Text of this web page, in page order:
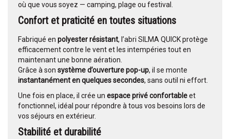
où que vous soyez — camping, plage ou festival.
Confort et praticité en toutes situations
Fabriqué en polyester résistant, l’abri SILMA QUICK protège
efficacement contre le vent et les intempéries tout en
maintenant une bonne aération.
Grâce à son système d’ouverture pop-up, il se monte
instantanément en quelques secondes, sans outil ni effort.
Une fois en place, il crée un espace privé confortableet
fonctionnel, idéal pour répondre à tous vos besoins lors de
vos séjours en extérieur.
Stabilité et durabilité